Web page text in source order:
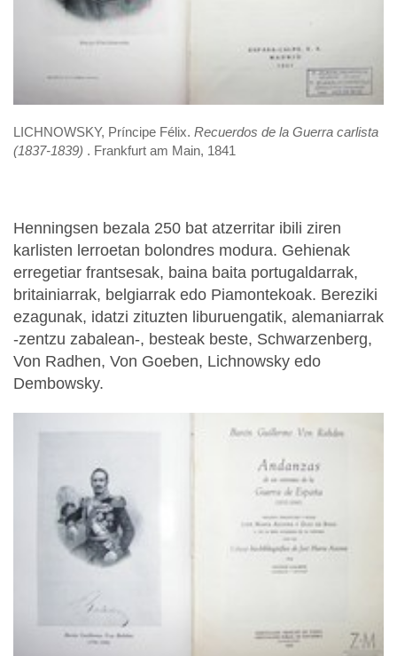
LICHNOWSKY, Príncipe Félix. Recuerdos de la Guerra carlista
(1837-1839) . Frankfurt am Main, 1841
Henningsen bezala 250 bat atzerritar ibili ziren
karlisten lerroetan bolondres modura. Gehienak
erregetiar frantsesak, baina baita portugaldarrak,
britainiarrak, belgiarrak edo Piamontekoak. Bereziki
ezagunak, idatzi zituzten liburuengatik, alemaniarrak
-zentzu zabalean-, besteak beste, Schwarzenberg,
Von Radhen, Von Goeben, Lichnowsky edo
Dembowsky.